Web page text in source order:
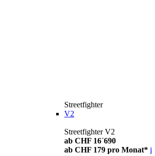
Streetfighter
V2
Streetfighter V2
ab CHF 16´690
ab CHF 179 pro Monat* i